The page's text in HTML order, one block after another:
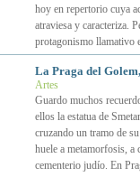
hoy en repertorio cuya
atraviesa y caracteriza.
protagonismo llamativo
La Praga del
Artes
Guardo muchos
ellos la estatua de
cruzando un tramo de
huele a metamorfosis, a
cementerio judío. En